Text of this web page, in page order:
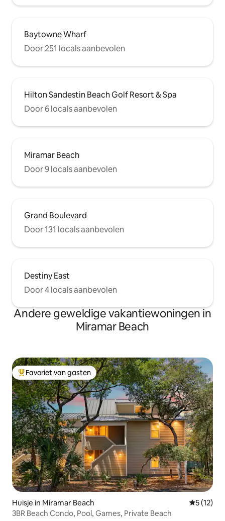
Baytowne Wharf
Door 251 locals aanbevolen
Hilton Sandestin Beach Golf Resort & Spa
Door 6 locals aanbevolen
Miramar Beach
Door 9 locals aanbevolen
Grand Boulevard
Door 131 locals aanbevolen
Destiny East
Door 4 locals aanbevolen
Andere geweldige vakantiewoningen in
Miramar Beach
Topfavoriet van gasten
Favoriet van gasten
Huisje in Miramar Beach
5 (12)
3BR Beach Condo, Pool, Games, Private Beach